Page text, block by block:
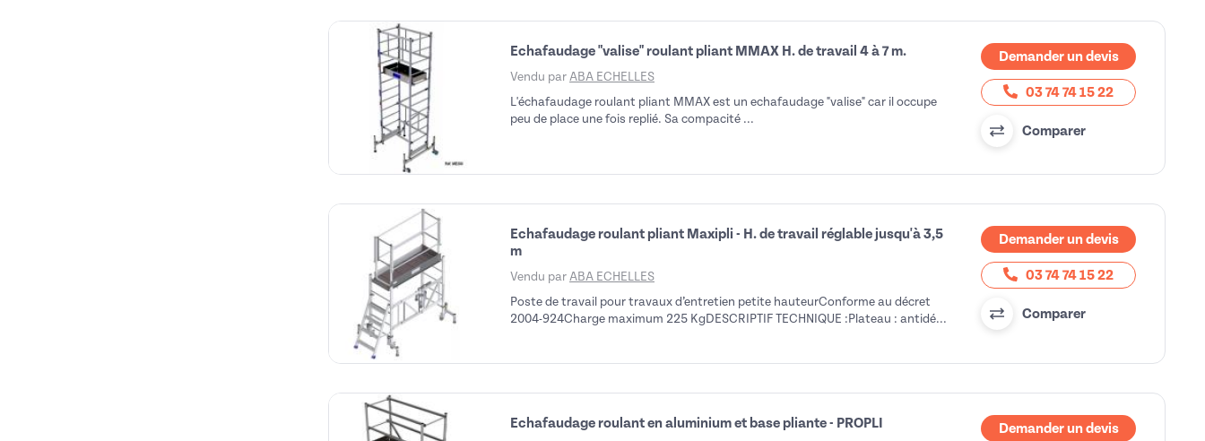
Echafaudage "valise" roulant pliant MMAX H. de travail 4 à 7 m.
Vendu par ABA ECHELLES
L'échafaudage roulant pliant MMAX est un echafaudage "valise" car il occupe
peu de place une fois replié. Sa compacité ...
Demander un devis
03 74 74 15 22
Comparer
Echafaudage roulant pliant Maxipli - H. de travail réglable jusqu'à 3,5
m
Vendu par ABA ECHELLES
Poste de travail pour travaux d’entretien petite hauteurConforme au décret
2004-924Charge maximum 225 KgDESCRIPTIF TECHNIQUE :Plateau : antidé...
Demander un devis
03 74 74 15 22
Comparer
Echafaudage roulant en aluminium et base pliante - PROPLI Demander un devis